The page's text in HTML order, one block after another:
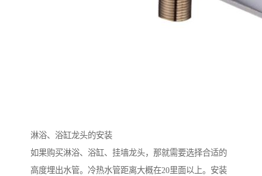
淋浴、浴缸龙头的安装
如果购买淋浴、浴缸、挂墙龙头，那就需要选择合适的
高度埋出水管。冷热水管距离大概在20里面以上。安装